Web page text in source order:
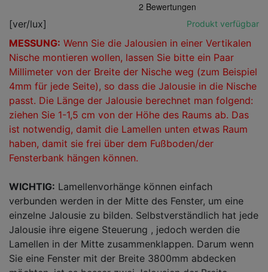
[ver/lux] Produkt verfügbar
MESSUNG: Wenn Sie die Jalousien in einer Vertikalen
Nische montieren wollen, lassen Sie bitte ein Paar
Millimeter von der Breite der Nische weg (zum Beispiel
4mm für jede Seite), so dass die Jalousie in die Nische
passt. Die Länge der Jalousie berechnet man folgend:
ziehen Sie 1-1,5 cm von der Höhe des Raums ab. Das
ist notwendig, damit die Lamellen unten etwas Raum
haben, damit sie frei über dem Fußboden/der
Fensterbank hängen können.
WICHTIG: Lamellenvorhänge können einfach
verbunden werden in der Mitte des Fenster, um eine
einzelne Jalousie zu bilden. Selbstverständlich hat jede
Jalousie ihre eigene Steuerung , jedoch werden die
Lamellen in der Mitte zusammenklappen. Darum wenn
Sie eine Fenster mit der Breite 3800mm abdecken